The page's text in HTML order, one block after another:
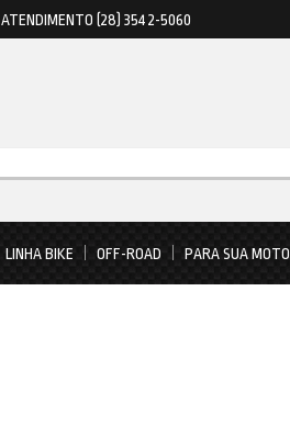
ATENDIMENTO (28) 3542-5060
LINHA BIKE OFF-ROAD PARA SUA MOTO